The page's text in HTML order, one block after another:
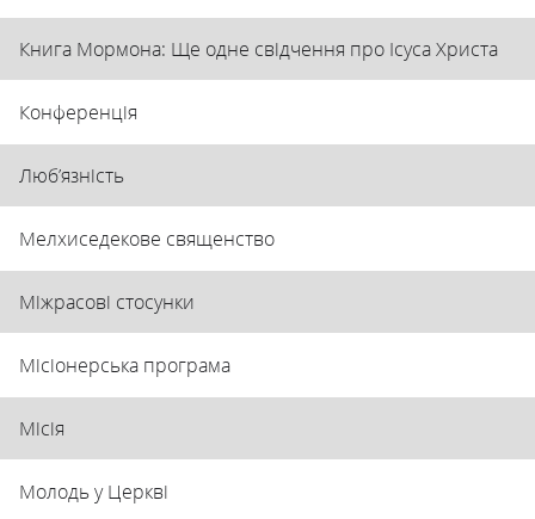
Книга Мормона: Ще одне свідчення про Ісуса Христа
Конференція
Люб’язність
Мелхиседекове священство
Міжрасові стосунки
Місіонерська програма
Місія
Молодь у Церкві